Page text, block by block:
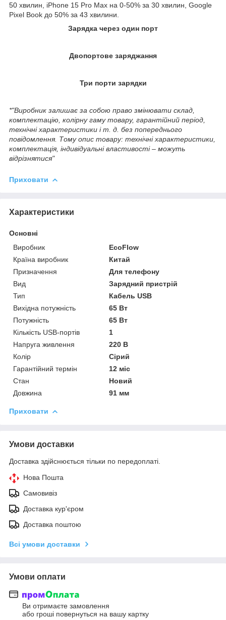
50 хвилин, iPhone 15 Pro Max на 0-50% за 30 хвилин, Google
Pixel Book до 50% за 43 хвилини.
Зарядка через один порт
Двопортове заряджання
Три порти зарядки
*"Виробник залишає за собою право змінювати склад,
комплектацію, колірну гаму товару, гарантійний період,
технічні характеристики і т. д. без попереднього
повідомлення. Тому опис товару: технічні характеристики,
комплектація, індивідуальні властивості – можуть
відрізнятися"
Приховати
Характеристики
Основні
Виробник
EcoFlow
Країна виробник
Китай
Призначення
Для телефону
Вид
Зарядний пристрій
Тип
Кабель USB
Вихідна потужність
65 Вт
Потужність
65 Вт
Кількість USB-портів
1
Напруга живлення
220 В
Колір
Сірий
Гарантійний термін
12 міс
Стан
Новий
Довжина
91 мм
Приховати
Умови доставки
Доставка здійснюється тільки по передоплаті.
Нова Пошта
Самовивіз
Доставка кур'єром
Доставка поштою
Всі умови доставки
Умови оплати
Ви отримаєте замовлення
або гроші повернуться на вашу картку